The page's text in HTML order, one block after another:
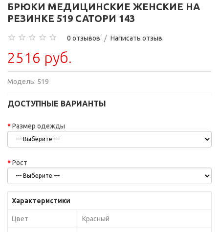
БРЮКИ МЕДИЦИНСКИЕ ЖЕНСКИЕ НА
РЕЗИНКЕ 519 САТОРИ 143
0 отзывов / Написать отзыв
2516 руб.
Модель: 519
ДОСТУПНЫЕ ВАРИАНТЫ
Размер одежды
Рост
Характеристики
Цвет Красный